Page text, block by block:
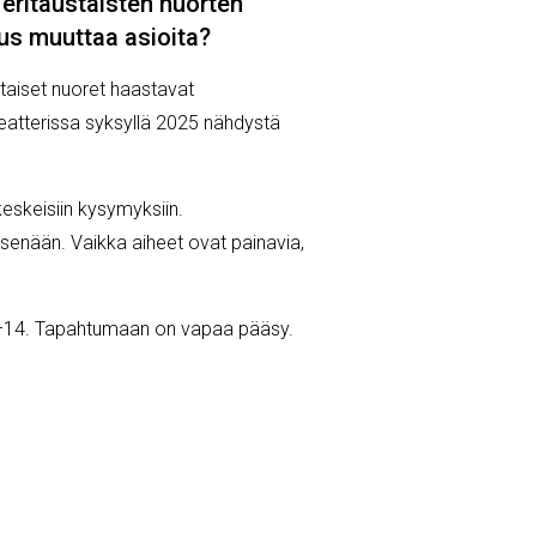
muuttaa asioita?
nuoret haastavat
syksyllä 2025 nähdystä
kysymyksiin.
Vaikka aiheet ovat painavia,
Tapahtumaan on vapaa pääsy.